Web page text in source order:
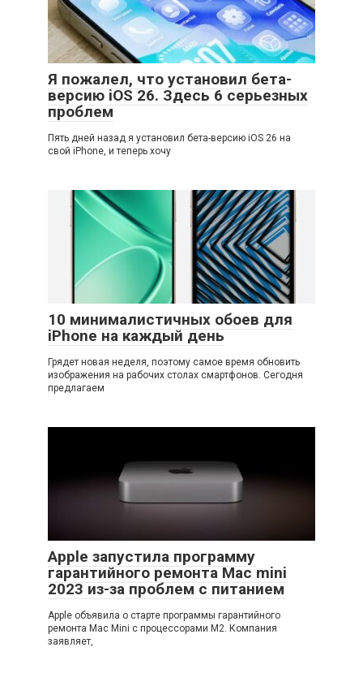
Я пожалел, что установил бета-
версию iOS 26. Здесь 6 серьезных
проблем
Пять дней назад я установил бета-версию iOS 26 на
свой iPhone, и теперь хочу
10 минималистичных обоев для
iPhone на каждый день
Грядет новая неделя, поэтому самое время обновить
изображения на рабочих столах смартфонов. Сегодня
предлагаем
Apple запустила программу
гарантийного ремонта Mac mini
2023 из-за проблем с питанием
Apple объявила о старте программы гарантийного
ремонта Mac Mini с процессорами M2. Компания
заявляет,